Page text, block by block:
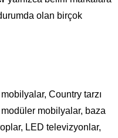
olan birçok
Country tarzı
mobilyalar, baza
LED televizyonlar,